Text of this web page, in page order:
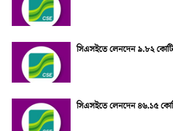
সিএসইতে লেনদেন ৯.৮২ কোটি
সিএসইতে লেনদেন ৪৬.১৫